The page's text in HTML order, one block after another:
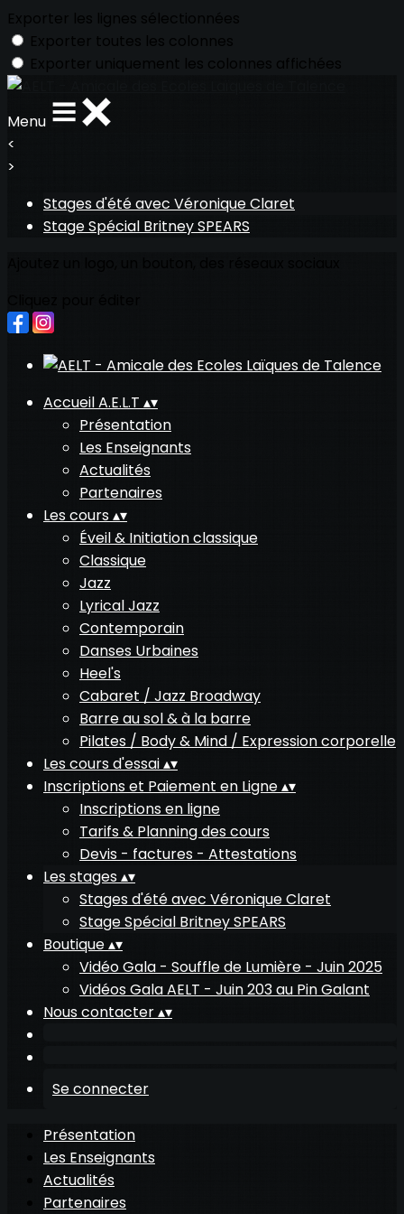
Menu
<
>
Stages d'été avec Véronique Claret
Stage Spécial Britney SPEARS
Accueil A.E.L.T ▴▾
Présentation
Les Enseignants
Actualités
Partenaires
Les cours▴▾
Éveil & Initiation classique
Classique
Jazz
Lyrical Jazz
Contemporain
Danses Urbaines
Heel's
Cabaret / Jazz Broadway
Barre au sol & à la barre
Pilates / Body & Mind / Expression corporelle
Les cours d'essai▴▾
Inscriptions et Paiement en Ligne▴▾
Inscriptions en ligne
Tarifs & Planning des cours
Devis - factures - Attestations
Les stages▴▾
Stages d'été avec Véronique Claret
Stage Spécial Britney SPEARS
Boutique▴▾
Vidéo Gala - Souffle de Lumière - Juin 2025
Vidéos Gala AELT - Juin 203 au Pin Galant
Nous contacter▴▾
Se connecter
Présentation
Les Enseignants
Actualités
Partenaires